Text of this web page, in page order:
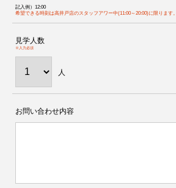
記入例）12:00
希望できる時刻は高井戸店のスタッフアワー中(11:00～20:00)に限ります
見学人数
※入力必須
人
お問い合わせ内容